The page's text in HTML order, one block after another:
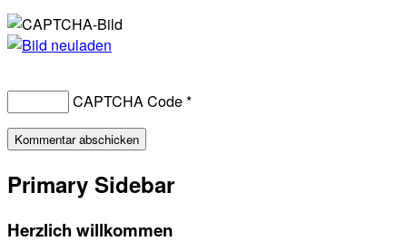
CAPTCHA Code*
Primary Sidebar
Herzlich willkommen